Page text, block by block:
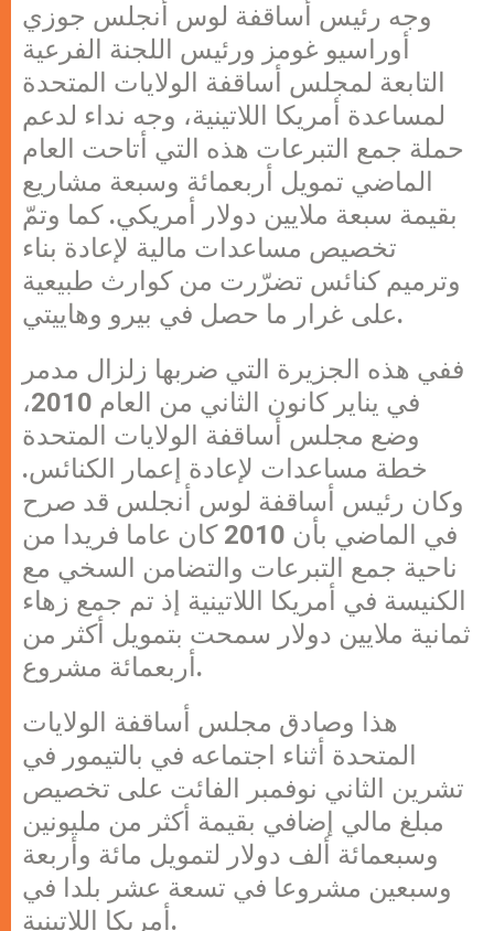
وجه رئيس أساقفة لوس أنجلس جوزي
أوراسيو غومز ورئيس اللجنة الفرعية
التابعة لمجلس أساقفة الولايات المتحدة
لمساعدة أمريكا اللاتينية، وجه نداء لدعم
حملة جمع التبرعات هذه التي أتاحت العام
الماضي تمويل أربعمائة وسبعة مشاريع
بقيمة سبعة ملايين دولار أمريكي. كما وتمّ
تخصيص مساعدات مالية لإعادة بناء
وترميم كنائس تضرّرت من كوارث طبيعية
على غرار ما حصل في بيرو وهاييتي.
ففي هذه الجزيرة التي ضربها زلزال مدمر
في يناير كانون الثاني من العام 2010،
وضع مجلس أساقفة الولايات المتحدة
خطة مساعدات لإعادة إعمار الكنائس.
وكان رئيس أساقفة لوس أنجلس قد صرح
في الماضي بأن 2010 كان عاما فريدا من
ناحية جمع التبرعات والتضامن السخي مع
الكنيسة في أمريكا اللاتينية إذ تم جمع زهاء
ثمانية ملايين دولار سمحت بتمويل أكثر من
أربعمائة مشروع.
هذا وصادق مجلس أساقفة الولايات
المتحدة أثناء اجتماعه في بالتيمور في
تشرين الثاني نوفمبر الفائت على تخصيص
مبلغ مالي إضافي بقيمة أكثر من مليونين
وسبعمائة ألف دولار لتمويل مائة وأربعة
وسبعين مشروعا في تسعة عشر بلدا في
أمريكا اللاتينية.